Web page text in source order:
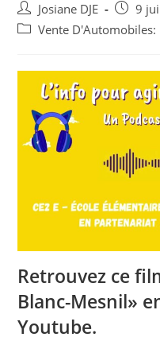
Auteur/autrice
de
Josiane DJE
Post9
PostVente D'Automobiles:
Retrouvez ce
Blanc-Mesnil»
Youtube.